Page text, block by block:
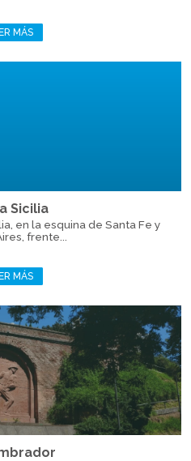
MÁS
Sicilia
en la esquina de Santa Fe y
frente...
MÁS